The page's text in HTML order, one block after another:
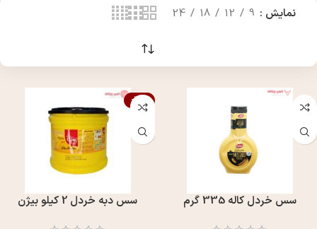
نمایش 9
12
18
24
سس خردل کاله 335 گرم
-13%
سس دبه خردل 2 کیلو بیژن